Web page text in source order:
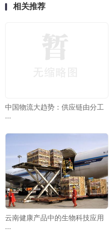
相关推荐
中国物流大趋势：供应链由分工
···
云南健康产品中的生物科技应用
···